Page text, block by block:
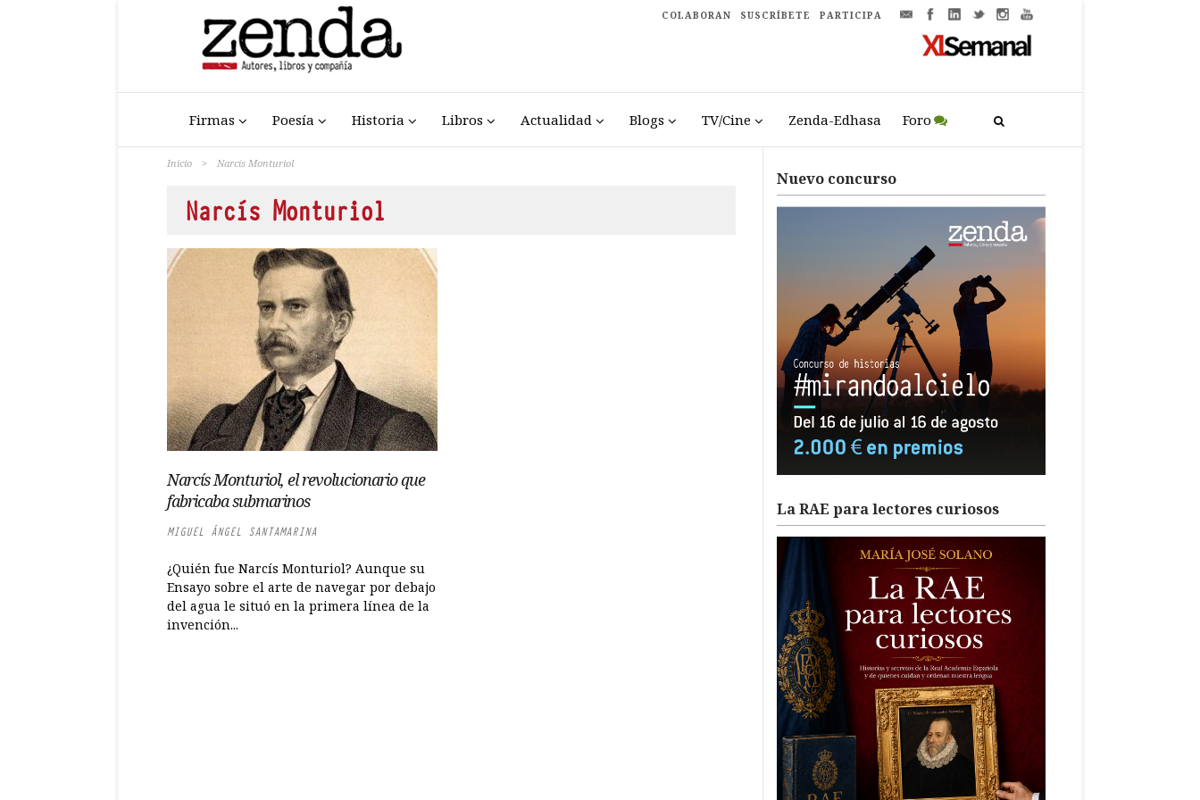
COLABORAN SUSCRÍBETE PARTICIPA
Firmas Poesía Historia Libros Actualidad Blogs TV/Cine Zenda-Edhasa Foro
Inicio > Narcís Monturiol
Narcís Monturiol
Narcís Monturiol, el revolucionario que
fabricaba submarinos
MIGUEL ÁNGEL SANTAMARINA
¿Quién fue Narcís Monturiol? Aunque su
Ensayo sobre el arte de navegar por debajo
del agua le situó en la primera línea de la
invención...
Nuevo concurso
La RAE para lectores curiosos